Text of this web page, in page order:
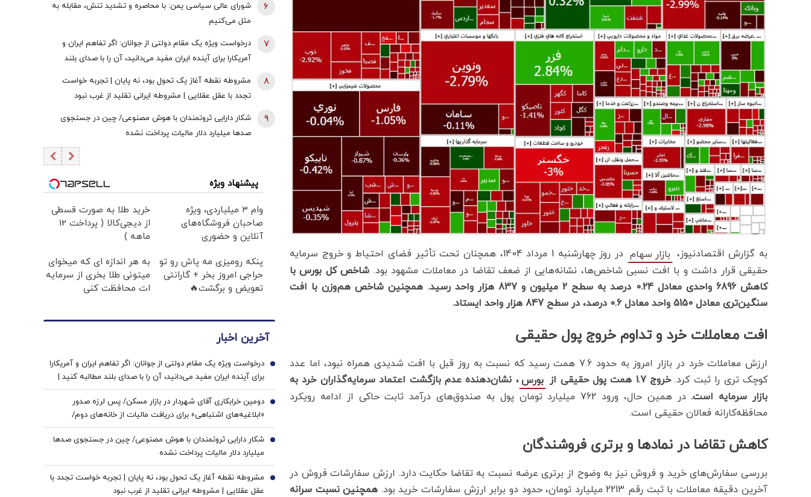
به گزارش اقتصادنیوز، بازار سهام
در روز چهارشنبه 1 مرداد 1404، همچنان تحت تأثیر فضای احتیاط و خروج سرمایه
حقیقی قرار داشت و با افت نسبی شاخص‌ها، نشانه‌هایی از ضعف تقاضا در معاملات مشهود بود. شاخص کل بورس با
کاهش 6896 واحدی معادل 0.24 درصد به سطح 2 میلیون و 837 هزار واحد رسید. همچنین شاخص هم‌وزن با افت
سنگین‌تری معادل 5150 واحد معادل 0.6 درصد، در سطح 847 هزار واحد ایستاد.
افت معاملات خرد و تداوم خروج پول حقیقی
ارزش معاملات خرد در بازار امروز به حدود 7.6 همت رسید که نسبت به روز قبل با افت شدیدی همراه نبود، اما عدد
کوچک تری را ثبت کرد.خروج 1.7 همت پول حقیقی از بورس، نشان‌دهنده عدم بازگشت اعتماد سرمایه‌گذاران خرد به
بازار سرمایه است.
در همین حال، ورود 762 میلیارد تومان پول به صندوق‌های درآمد ثابت حاکی از ادامه رویکرد
محافظه‌کارانه فعالان حقیقی است.
کاهش تقاضا در نمادها و برتری فروشندگان
بررسی سفارش‌های خرید و فروش نیز به وضوح از برتری عرضه نسبت به تقاضا حکایت دارد. ارزش سفارشات فروش در
آخرین دقیقه معاملات با ثبت رقم 2213 میلیارد تومان، حدود دو برابر ارزش سفارشات خرید بود.
همچنین نسبت سرانه
شورای عالی سیاسی یمن: با محاصره و تشدید تنش، مقابله به
مثل می‌کنیم
6
درخواست ویژه یک مقام دولتی از جوانان: اگر تفاهم ایران و
آمریکارا برای آینده ایران مفید می‌دانید، آن را با صدای بلند
7
مشروطه نقطه آغاز یک تحول بود، نه پایان | تجربه خواست
تجدد با عقل عقلایی | مشروطه ایرانی تقلید از غرب نبود
8
شکار دارایی ثروتمندان با هوش مصنوعی/ چین در جستجوی
صدها میلیارد دلار مالیات پرداخت نشده
9
پیشنهاد ویژه
وام ۳ میلیاردی، ویژه
صاحبان فروشگاه‌های
آنلاین و حضوری
خرید طلا به صورت قسطی
از دیجی‌کالا ( پرداخت 12
ماهه )
پنکه رومیزی مه پاش رو تو
حراجی امروز بخر + گارانتی
تعویض و برگشت🔥
به هر اندازه ای که میخوای
میتونی طلا بخری از سرمایه
ات محافظت کنی
آخرین اخبار
درخواست ویژه یک مقام دولتی از جوانان: اگر تفاهم ایران و آمریکارا
برای آینده ایران مفید می‌دانید، آن را با صدای بلند مطالبه کنید |
کنشکر و ‌ذی‌نفع باشید، منفعل نمانید
1
دومین خرابکاری آقای شهردار در بازار مسکن/ پس لرزه صدور
«ابلاغیه‌های اشتباهی» برای دریافت مالیات از خانه‌‌های دوم/
ممدانی زیر تیغ رفت
2
شکار دارایی ثروتمندان با هوش مصنوعی/ چین در جستجوی صدها
میلیارد دلار مالیات پرداخت نشده
3
مشروطه نقطه آغاز یک تحول بود، نه پایان | تجربه خواست تجدد با
عقل عقلایی | مشروطه ایرانی تقلید از غرب نبود
4